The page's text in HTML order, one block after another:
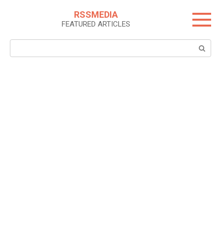
RSSMEDIA
FEATURED ARTICLES
Search: